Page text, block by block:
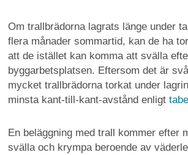
Om trallbrädorna lagrats länge under
flera månader sommartid, kan de ha
att de istället kan komma att svälla
byggarbetsplatsen. Eftersom det är
mycket trallbrädorna torkat under
minsta kant-till-kant-avstånd enligt
En beläggning med trall kommer efter
svälla och krympa beroende av